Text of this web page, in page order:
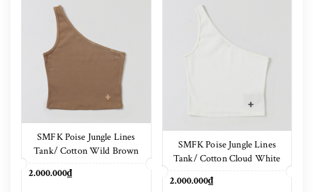
SMFK Poise Jungle Lines
Tank/ Cotton Wild Brown
2.000.000₫
SMFK Poise Jungle Lines
Tank/ Cotton Cloud White
2.000.000₫